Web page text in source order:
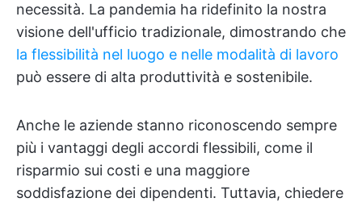
necessità. La pandemia ha ridefinito la nostra
visione dell'ufficio tradizionale, dimostrando che
la flessibilità nel luogo e nelle modalità di lavoro
può essere di alta produttività e sostenibile.
Anche le aziende stanno riconoscendo sempre
più i vantaggi degli accordi flessibili, come il
risparmio sui costi e una maggiore
soddisfazione dei dipendenti. Tuttavia, chiedere